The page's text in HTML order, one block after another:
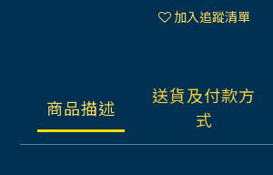
加入追蹤清單
商品描述
送貨及付款方
式